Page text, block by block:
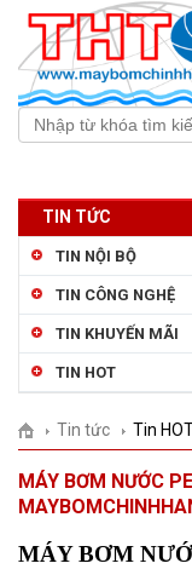
TIN TỨC
TIN NỘI BỘ
TIN CÔNG NGHỆ
TIN KHUYẾN MÃI
TIN HOT
Tin tức Tin
MÁY BƠM NƯỚC
MÁY BƠM